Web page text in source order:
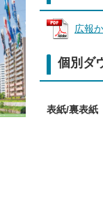
広報
個別ダ
表紙/裏表紙